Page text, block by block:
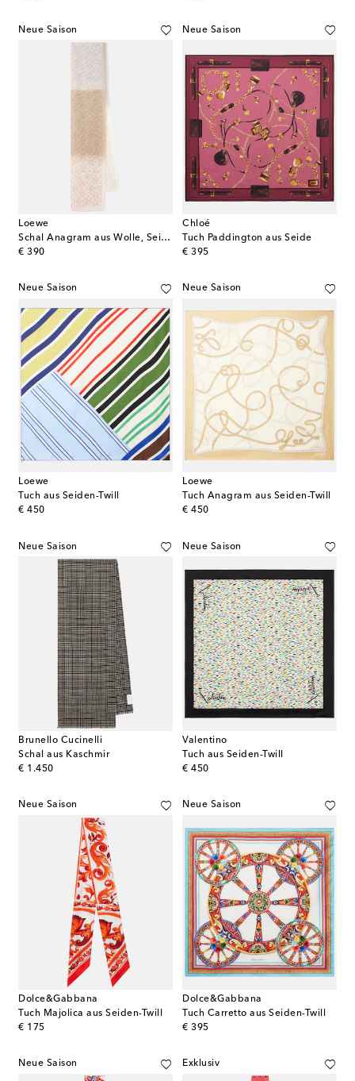
Neue Saison
Loewe
Schal Anagram aus Wolle, Seide und Kaschmir
€ 390
original price
Neue Saison
Chloé
Tuch Paddington aus Seide
€ 395
original price
Neue Saison
Loewe
Tuch aus Seiden-Twill
€ 450
original price
Neue Saison
Loewe
Tuch Anagram aus Seiden-Twill
€ 450
original price
Neue Saison
Brunello Cucinelli
Schal aus Kaschmir
€ 1.450
original price
Neue Saison
Valentino
Tuch aus Seiden-Twill
€ 450
original price
Neue Saison
Dolce&Gabbana
Tuch Majolica aus Seiden-Twill
€ 175
original price
Neue Saison
Dolce&Gabbana
Tuch Carretto aus Seiden-Twill
€ 395
original price
Neue Saison Exklusiv